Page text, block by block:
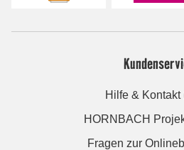
Hilfe & Kontakt
HORNBACH
Fragen zur